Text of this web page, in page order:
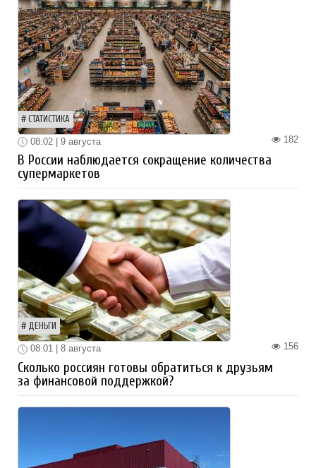
СТАТИСТИКА
182
08:02 | 9 августа
В России наблюдается сокращение количества
супермаркетов
ДЕНЬГИ
156
08:01 | 8 августа
Сколько россиян готовы обратиться к друзьям
за финансовой поддержкой?